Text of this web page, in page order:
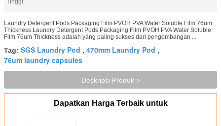
Tinggi:
Laundry Detergent Pods Packaging Film PVOH PVA Water Soluble Film 76um
Thickness Laundry Detergent Pods Packaging Film PVOH PVA Water Soluble
Film 76um Thickness adalah yang paling sukses dari pengembangan ...
Tag: SGS Laundry Pod , 470mm Laundry Pod ,
76um laundry capsules
Deskripsi Produk >
Dapatkan Harga Terbaik untuk